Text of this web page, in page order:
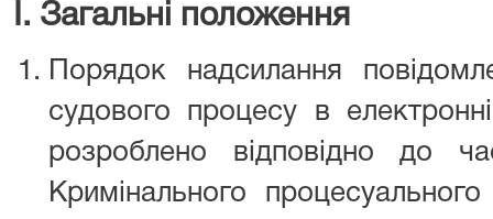
І. Загальні положення
Порядок надсилання
судового процесу в
розроблено відповідно до
Кримінального